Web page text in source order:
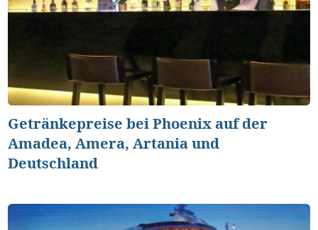
Getränkepreise bei Phoenix auf der
Amadea, Amera, Artania und
Deutschland